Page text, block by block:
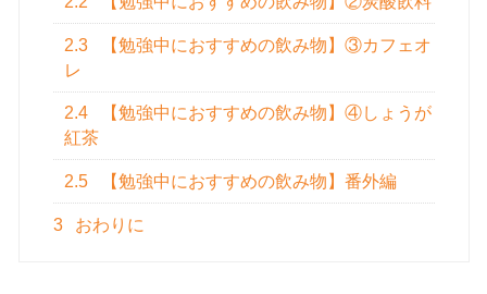
2.3
【勉強中におすすめの飲み物】③カフェオ
レ
2.4
【勉強中におすすめの飲み物】④しょうが
紅茶
2.5 【勉強中におすすめの飲み物】番外編
3 おわりに